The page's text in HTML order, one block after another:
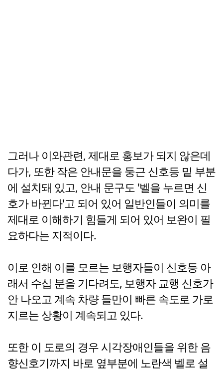
그러나 이와관련, 제대로 홍보가 되지 않은데
다가, 또한 작은 안내문을 둥근 신호등 밑 부분
에 설치돼 있고, 안내 문구도 '벨을 누르면 신
호가 바뀐다'고 되어 있어 일반인들이 의미를
제대로 이해하기 힘들게 되어 있어 보완이 필
요하다는 지적이다.
이로 인해 이를 모르는 보행자들이 신호등 아
래서 수십 분을 기다려도, 보행자 교행 신호가
안 나오고 계속 차량 들만이 빠른 속도로 가로
지르는 상황이 계속되고 있다.
또한 이 도로의 경우 시각장애인들을 위한 음
향신호기까지 바로 옆부분에 노란색 벨로 설